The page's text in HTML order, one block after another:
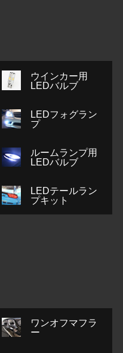
ウインカー用
LEDバルブ
LEDフォグラン
プ
ルームランプ用
LEDバルブ
LEDテールラン
プキット
ワンオフマフラ
ー